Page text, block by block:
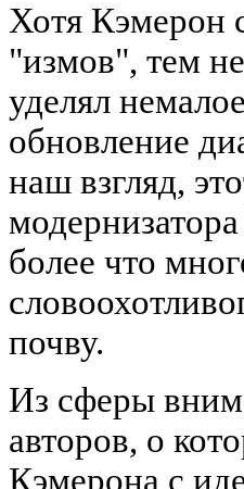
Хотя Кэмерон
"измов", тем
уделял
обновление
наш взгляд,
более что
почву.
Из сферы
авторов, о
Кэмерона с